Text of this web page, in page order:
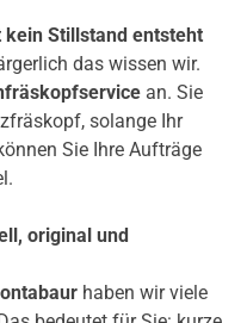
Stillstand entsteht
das wissen wir.
an. Sie
solange Ihr
Sie Ihre Aufträge
original und
haben wir viele